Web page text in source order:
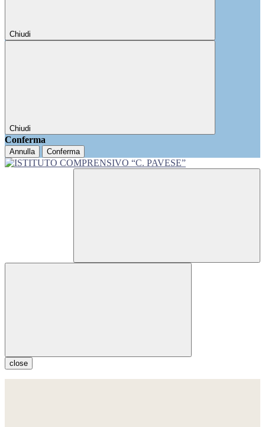
Chiudi
Chiudi
Conferma
Annulla Conferma
close